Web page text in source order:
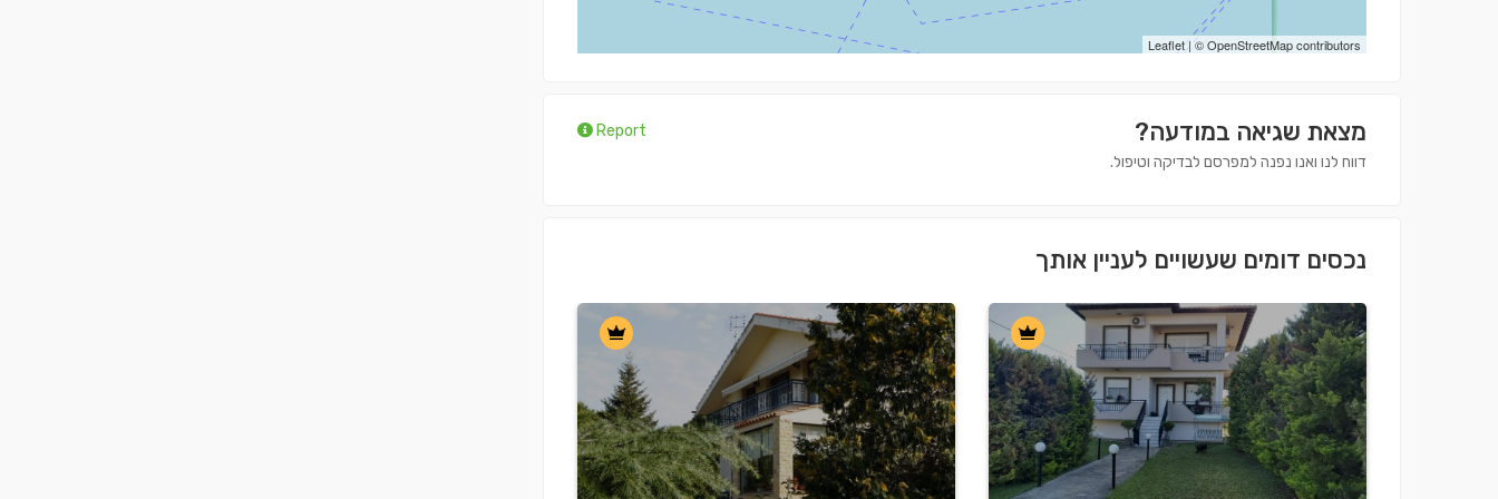
Leaflet| ©OpenStreetMapcontributors
Report מצאת שגיאה במודעה?
דווח לנו ואנו נפנה למפרסם לבדיקה וטיפול.
נכסים דומים שעשויים לעניין אותך